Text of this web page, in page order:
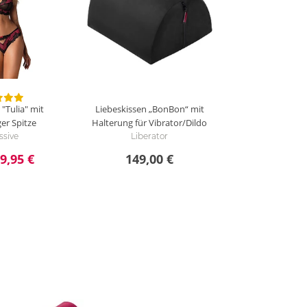
"Tulia" mit
Spitze
€
Liebeskissen „BonBon“ mit
Halterung für Vibrator/Dildo
Liberator
149,00 €